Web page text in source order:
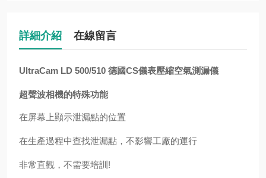
詳細介紹 在線留言
UltraCam LD 500/510 德國CS儀表壓縮空氣測漏儀
超聲波相機的特殊功能
在屏幕上顯示泄漏點的位置
在生產過程中查找泄漏點，不影響工廠的運行
非常直觀，不需要培訓!